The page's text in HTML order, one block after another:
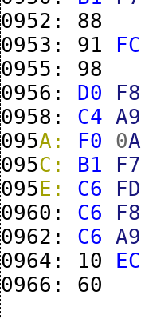
0952:
88
0953:
91 FC
0955:
98
0956:
D0 F8
0958:
C4 A9
095A: F0 0A
095C: B1 F7
095E: C6 FD
0960:
C6 F8
0962:
C6 A9
0964:
10 EC
0966:
60